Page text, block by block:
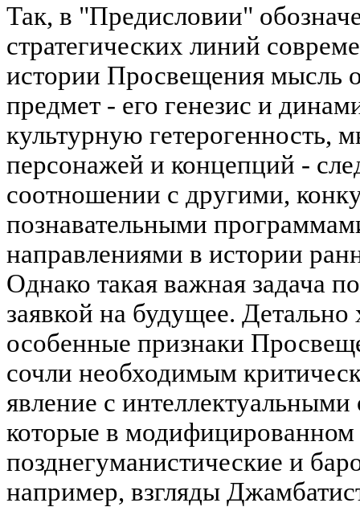
Так, в "Предисловии"
стратегических линий
истории Просвещения мысль
предмет - его генезис и
культурную гетерогенность,
персонажей и концепций -
соотношении с другими,
познавательными
направлениями в истории
Однако такая важная задача
заявкой на будущее.
особенные признаки
сочли необходимым
явление с
которые в модифицированном
позднегуманистические и
например, взгляды